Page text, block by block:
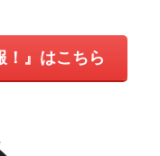
！』はこちら